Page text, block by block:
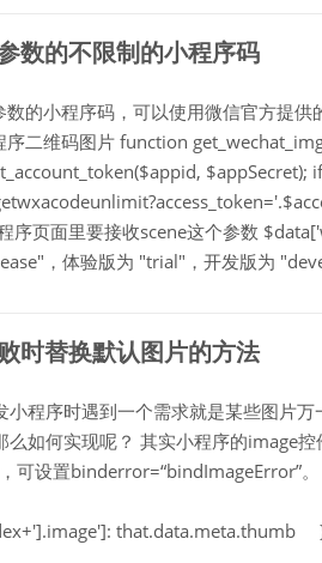
数的不限制的小程序码
的小程序码，可以使用微信官方提
二维码图片 function
$appSecret);
页面里要接收scene这个参数
，体验版为 "trial"，开发版为
时替换默认图片的方法
程序时遇到一个需求就是某些图片
如何实现呢？ 其实小程序的image
可设置binderror=“bindImageError”
that.data.meta.thumb